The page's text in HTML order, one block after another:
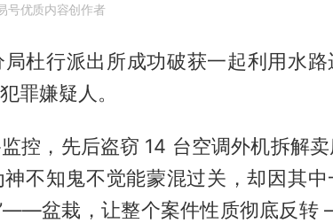
号优质内容创作者
杜行派出所成功破获一起利用水路
罪嫌疑人。
控，先后盗窃 14 台空调外机拆解
不知鬼不觉能蒙混过关，却因其中
盆栽，让整个案件性质彻底反